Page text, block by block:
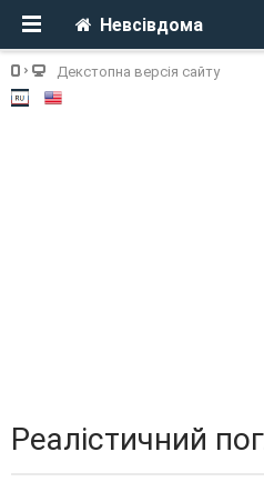
Невсівдома
Декстопна версія сайту
Реалістичний